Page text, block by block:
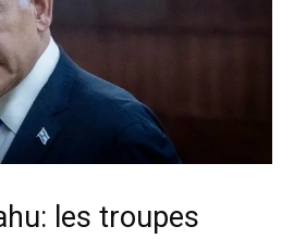
les troupes